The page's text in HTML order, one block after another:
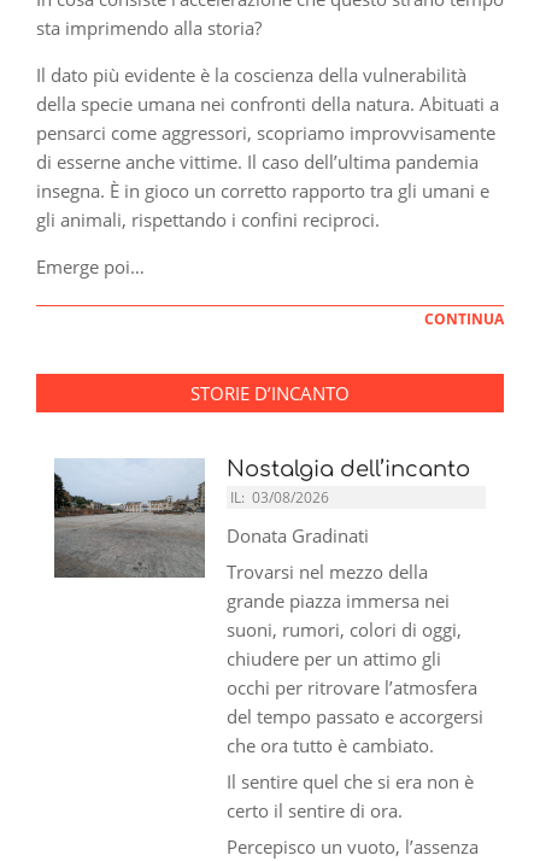
sta imprimendo alla storia?
Il dato più evidente è la coscienza della vulnerabilità
della specie umana nei confronti della natura. Abituati a
pensarci come aggressori, scopriamo improvvisamente
di esserne anche vittime. Il caso dell’ultima pandemia
insegna. È in gioco un corretto rapporto tra gli umani e
gli animali, rispettando i confini reciproci.
Emerge poi…
CONTINUA
STORIE D’INCANTO
Nostalgia dell’incanto
IL: 03/08/2026
Donata Gradinati
Trovarsi nel mezzo della
grande piazza immersa nei
suoni, rumori, colori di oggi,
chiudere per un attimo gli
occhi per ritrovare l’atmosfera
del tempo passato e accorgersi
che ora tutto è cambiato.
Il sentire quel che si era non è
certo il sentire di ora.
Percepisco un vuoto, l’assenza